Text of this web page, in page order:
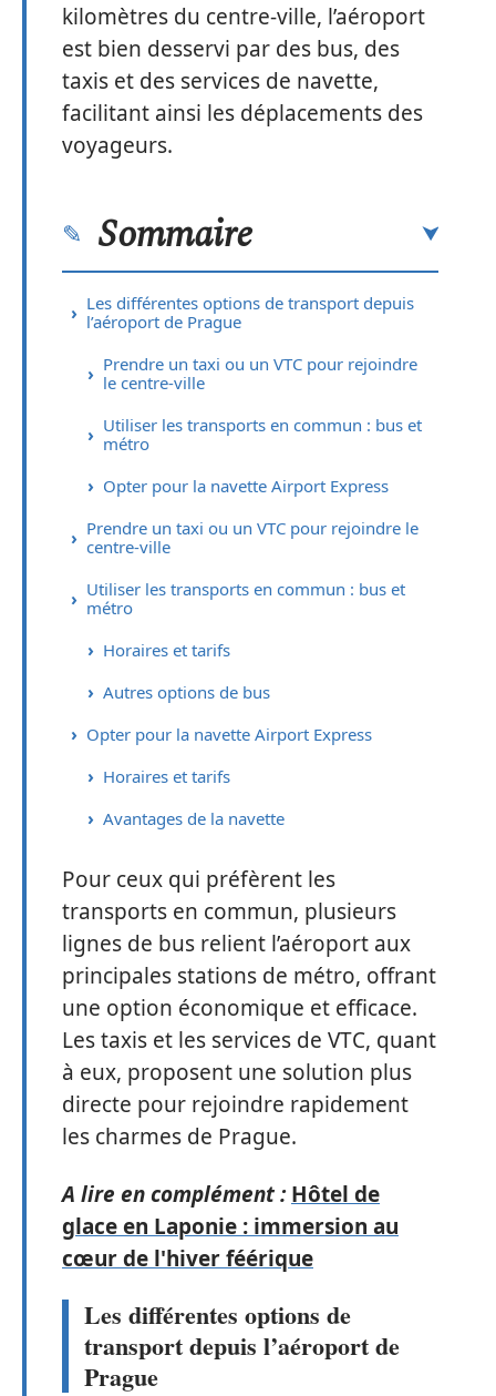
kilomètres du centre-ville, l’aéroport
est bien desservi par des bus, des
taxis et des services de navette,
facilitant ainsi les déplacements des
voyageurs.
Sommaire
Les différentes options de transport depuis
l’aéroport de Prague
Prendre un taxi ou un VTC pour rejoindre
le centre-ville
Utiliser les transports en commun : bus et
métro
Opter pour la navette Airport Express
Prendre un taxi ou un VTC pour rejoindre le
centre-ville
Utiliser les transports en commun : bus et
métro
Horaires et tarifs
Autres options de bus
Opter pour la navette Airport Express
Horaires et tarifs
Avantages de la navette
Pour ceux qui préfèrent les
transports en commun, plusieurs
lignes de bus relient l’aéroport aux
principales stations de métro, offrant
une option économique et efficace.
Les taxis et les services de VTC, quant
à eux, proposent une solution plus
directe pour rejoindre rapidement
les charmes de Prague.
A lire en complément : Hôtel de
glace en Laponie : immersion au
cœur de l'hiver féérique
Les différentes options de
transport depuis l’aéroport de
Prague